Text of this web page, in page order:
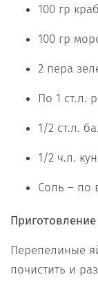
100 гр
100 гр
2 пера
По 1 ст.л.
1/2 ст.л.
1/2 ч.л.
Соль – по
Приготовление
Перепелиные
почистить и